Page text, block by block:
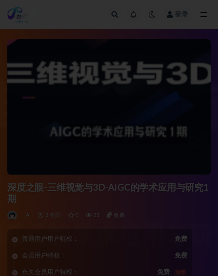
登录
深度之眼-三维视觉与3D-AIGC的学术应用与研究1
期
AI 2 年前 0 23 免费
普通用户用户特权： 免费
会员用户特权： 免费
永久会员用户特权： 免费 推荐